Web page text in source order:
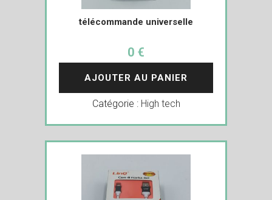
télécommande universelle
0 €
AJOUTER AU PANIER
Catégorie : High tech